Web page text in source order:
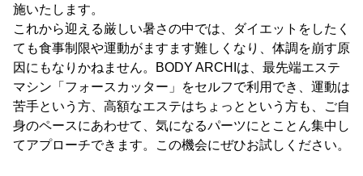
施いたします。
これから迎える厳しい暑さの中では、ダイエットをしたく
ても食事制限や運動がますます難しくなり、体調を崩す原
因にもなりかねません。BODY ARCHIは、最先端エステ
マシン「フォースカッター」をセルフで利用でき、運動は
苦手という方、高額なエステはちょっとという方も、ご自
身のペースにあわせて、気になるパーツにとことん集中し
てアプローチできます。この機会にぜひお試しください。